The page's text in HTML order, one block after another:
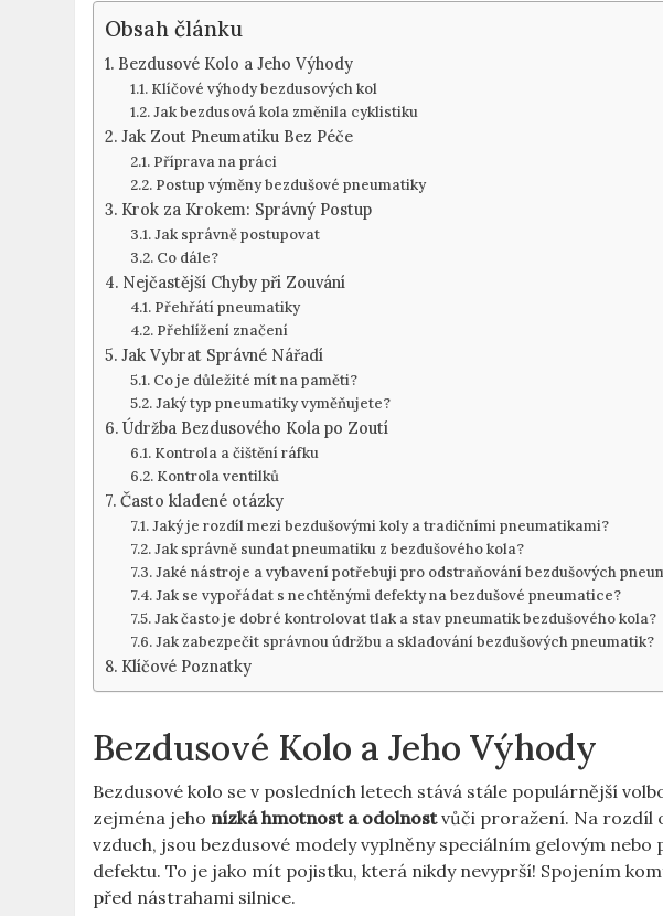
Obsah článku
Bezdusové Kolo a Jeho Výhody
Klíčové výhody bezdusových kol
Jak bezdusová kola změnila cyklistiku
Jak Zout Pneumatiku Bez Péče
Příprava na práci
Postup výměny bezdušové pneumatiky
Krok za Krokem: Správný Postup
Jak správně postupovat
Co dále?
Nejčastější Chyby při Zouvání
Přehřátí pneumatiky
Přehlížení značení
Jak Vybrat Správné Nářadí
Co je důležité mít na paměti?
Jaký typ pneumatiky vyměňujete?
Údržba Bezdusového Kola po Zoutí
Kontrola a čištění ráfku
Kontrola ventilků
Často kladené otázky
Jaký je rozdíl mezi bezdušovými koly a tradičními pneumatikami?
Jak správně sundat pneumatiku z bezdušového kola?
Jaké nástroje a vybavení potřebuji pro odstraňování bezdušových
Jak se vypořádat s nechtěnými defekty na bezdušové pneumatice?
Jak často je dobré kontrolovat tlak a stav pneumatik bezdušového kola?
Jak zabezpečit správnou údržbu a skladování bezdušových pneumatik?
Klíčové Poznatky
Bezdusové Kolo a Jeho Výhody
Bezdusové kolo se v posledních letech stává stále populárnější
zejména jeho nízká hmotnost a odolnostvůči proražení. Na rozdíl
vzduch, jsou bezdusové modely vyplněny speciálním gelovým
defektu. To je jako mít pojistku, která nikdy nevyprší! Spojením
před nástrahami silnice.